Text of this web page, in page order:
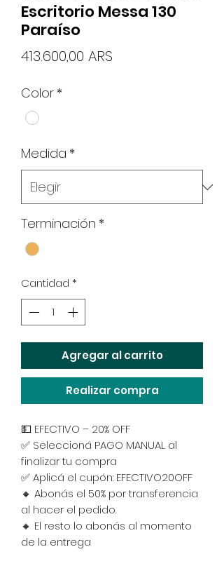
Escritorio Messa 130
Paraíso
413.600,00 ARS
Color *
Medida *
Terminación *
Cantidad *
Agregar al carrito
Realizar compra
💵 EFECTIVO – 20% OFF
✅ Seleccioná PAGO MANUAL al
finalizar tu compra
✅ Aplicá el cupón: EFECTIVO20OFF
🔸 Abonás el 50% por transferencia
al hacer el pedido.
🔸 El resto lo abonás al momento
de la entrega